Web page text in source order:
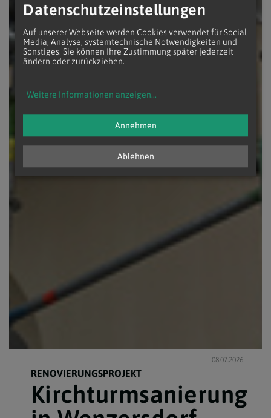
08.07.2026
RENOVIERUNGSPROJEKT
Kirchturmsanierung
Datenschutzeinstellungen
Auf unserer Webseite werden Cookies verwendet für Social
Media, Analyse, systemtechnische Notwendigkeiten und
Sonstiges. Sie können Ihre Zustimmung später jederzeit
ändern oder zurückziehen.
Weitere Informationen anzeigen...
Ablehnen
Annehmen